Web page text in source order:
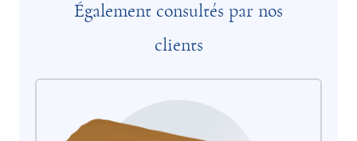
Également consultés par nos
clients